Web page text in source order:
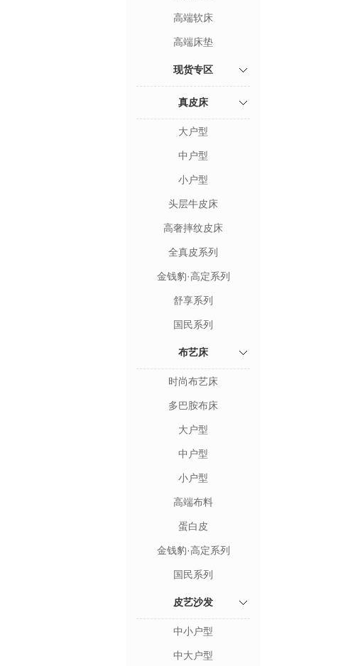
高端软床
高端床垫
现货专区
真皮床
大户型
中户型
小户型
头层牛皮床
高奢摔纹皮床
全真皮系列
金钱豹·高定系列
舒享系列
国民系列
布艺床
时尚布艺床
多巴胺布床
大户型
中户型
小户型
高端布料
蛋白皮
金钱豹·高定系列
国民系列
皮艺沙发
中小户型
中大户型